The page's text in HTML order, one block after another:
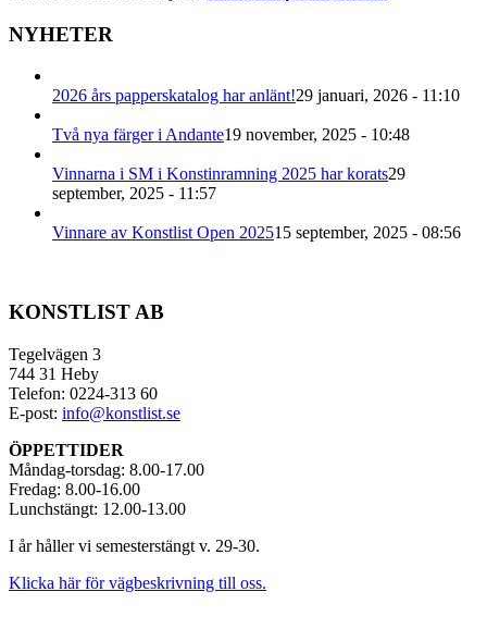
NYHETER
2026 års papperskatalog har anlänt!29 januari, 2026 - 11:10
Två nya färger i Andante19 november, 2025 - 10:48
Vinnarna i SM i Konstinramning 2025 har korats29
september, 2025 - 11:57
Vinnare av Konstlist Open 202515 september, 2025 - 08:56
KONSTLIST AB
Tegelvägen 3
744 31 Heby
Telefon: 0224-313 60
E-post: info@konstlist.se
ÖPPETTIDER
Måndag-torsdag: 8.00-17.00
Fredag: 8.00-16.00
Lunchstängt: 12.00-13.00
I år håller vi semesterstängt v. 29-30.
Klicka här för vägbeskrivning till oss.